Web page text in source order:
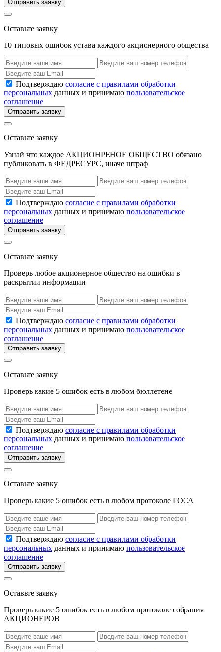
Отправить заявку
Оставьте заявку
10 типовых ошибок устава каждого акционерного общества
Подтверждаю согласие с правилами обработки
персональных данных и принимаю пользовательское
соглашение
Отправить заявку
Оставьте заявку
Узнай что каждое АКЦИОНРЕНОЕ ОБЩЕСТВО обязано
публиковать в ФЕДРЕСУРС, иначе штраф
Подтверждаю согласие с правилами обработки
персональных данных и принимаю пользовательское
соглашение
Отправить заявку
Оставьте заявку
Проверь любое акционерное общество на ошибки в
раскрытии информации
Подтверждаю согласие с правилами обработки
персональных данных и принимаю пользовательское
соглашение
Отправить заявку
Оставьте заявку
Проверь какие 5 ошибок есть в любом бюллетене
Подтверждаю согласие с правилами обработки
персональных данных и принимаю пользовательское
соглашение
Отправить заявку
Оставьте заявку
Проверь какие 5 ошибок есть в любом протоколе ГОСА
Подтверждаю согласие с правилами обработки
персональных данных и принимаю пользовательское
соглашение
Отправить заявку
Оставьте заявку
Проверь какие 5 ошибок есть в любом протоколе собрания
АКЦИОНЕРОВ